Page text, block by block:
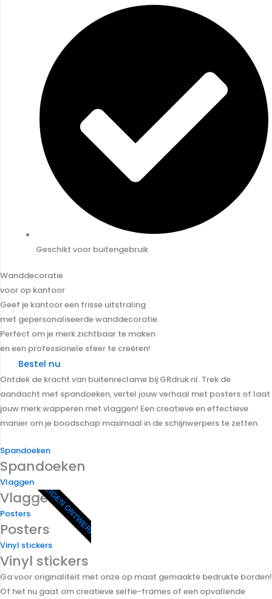
Geschikt voor buitengebruik
Wanddecoratie
voor op kantoor
Geef je kantoor een frisse uitstraling
met gepersonaliseerde wanddecoratie.
Perfect om je merk zichtbaar te maken
en een professionele sfeer te creëren!
Bestel nu
Ontdek de kracht van buitenreclame bij GRdruk.nl. Trek de
aandacht met spandoeken, vertel jouw verhaal met posters of laat
jouw merk wapperen met vlaggen! Een creatieve en effectieve
manier om je boodschap maximaal in de schijnwerpers te zetten.
Spandoeken
Spandoeken
Vlaggen
EIGEN ONTWERP
Vlaggen
Posters
Posters
Vinyl stickers
Vinyl stickers
Ga voor originaliteit met onze op maat gemaakte bedrukte borden!
Of het nu gaat om creatieve selfie-frames of een opvallende